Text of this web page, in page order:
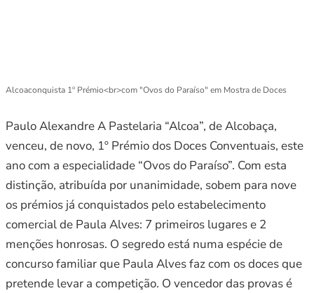
Alcoaconquista 1º Prémio<br>com "Ovos do Paraíso" em Mostra de Doces
Paulo Alexandre A Pastelaria “Alcoa”, de Alcobaça,
venceu, de novo, 1º Prémio dos Doces Conventuais, este
ano com a especialidade “Ovos do Paraíso”. Com esta
distinção, atribuída por unanimidade, sobem para nove
os prémios já conquistados pelo estabelecimento
comercial de Paula Alves: 7 primeiros lugares e 2
menções honrosas. O segredo está numa espécie de
concurso familiar que Paula Alves faz com os doces que
pretende levar a competição. O vencedor das provas é